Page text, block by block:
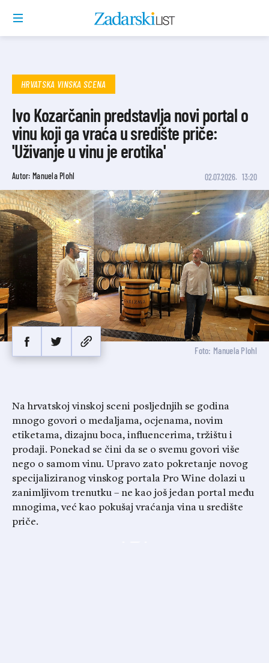
HRVATSKA VINSKA SCENA
Ivo Kozarčanin predstavlja novi portal o
vinu koji ga vraća u središte priče:
'Uživanje u vinu je erotika'
Autor: Manuela Plohl 02.07.2026. 13:20
Foto: Manuela Plohl
Na hrvatskoj vinskoj sceni posljednjih se godina
mnogo govori o medaljama, ocjenama, novim
etiketama, dizajnu boca, influencerima, tržištu i
prodaji. Ponekad se čini da se o svemu govori više
nego o samom vinu. Upravo zato pokretanje novog
specijaliziranog vinskog portala Pro Wine dolazi u
zanimljivom trenutku – ne kao još jedan portal među
mnogima, već kao pokušaj vraćanja vina u središte
priče.